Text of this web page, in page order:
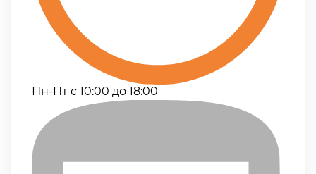
Пн-Пт с 10:00 до 18:00